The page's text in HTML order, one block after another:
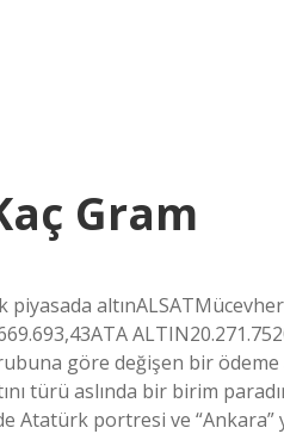
Gram
piyasada
göre değişen bir
türü aslında bir birim paradır
Atatürk portresi ve “Ankara”